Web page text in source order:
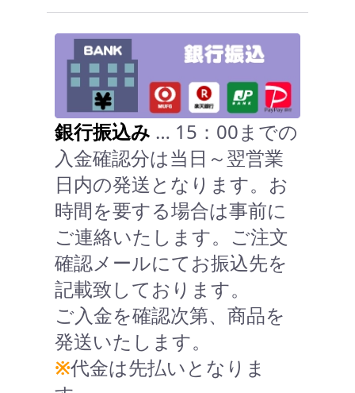
銀行振込み … 15：00までの
入金確認分は当日～翌営業
日内の発送となります。お
時間を要する場合は事前に
ご連絡いたします。ご注文
確認メールにてお振込先を
記載致しております。
ご入金を確認次第、商品を
発送いたします。
※代金は先払いとなりま